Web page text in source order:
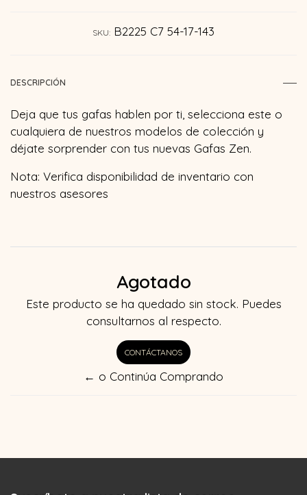
SKU: B2225 C7 54-17-143
DESCRIPCIÓN
Deja que tus gafas hablen por ti, selecciona este o
cualquiera de nuestros modelos de colección y
déjate sorprender con tus nuevas Gafas Zen.
Nota: Verifica disponibilidad de inventario con
nuestros asesores
Agotado
Este producto se ha quedado sin stock. Puedes
consultarnos al respecto.
CONTÁCTANOS
← o Continúa Comprando